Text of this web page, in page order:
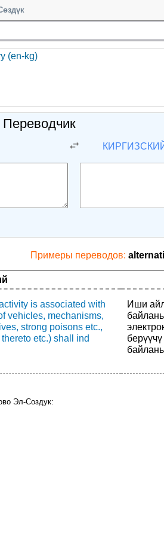
(en-kg)
Переводчик
Примеры переводов:
is associated with
vehicles, mechanisms,
strong poisons etc.,
etc.) shall ind
Иши
Эл-Создук: